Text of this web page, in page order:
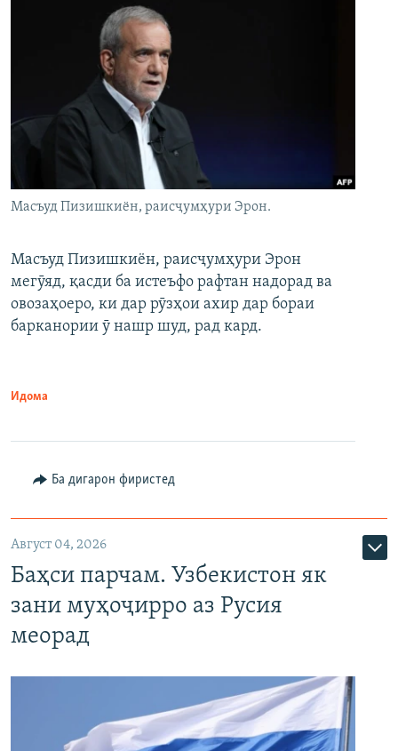
Масъуд Пизишкиён, раисҷумҳури Эрон.
Масъуд Пизишкиён, раисҷумҳури Эрон
мегӯяд, қасди ба истеъфо рафтан надорад ва
овозаҳоеро, ки дар рӯзҳои ахир дар бораи
барканории ӯ нашр шуд, рад кард.
Идома
Ба дигарон фиристед
Август 04, 2026
Баҳси парчам. Узбекистон як
зани муҳоҷирро аз Русия
меорад